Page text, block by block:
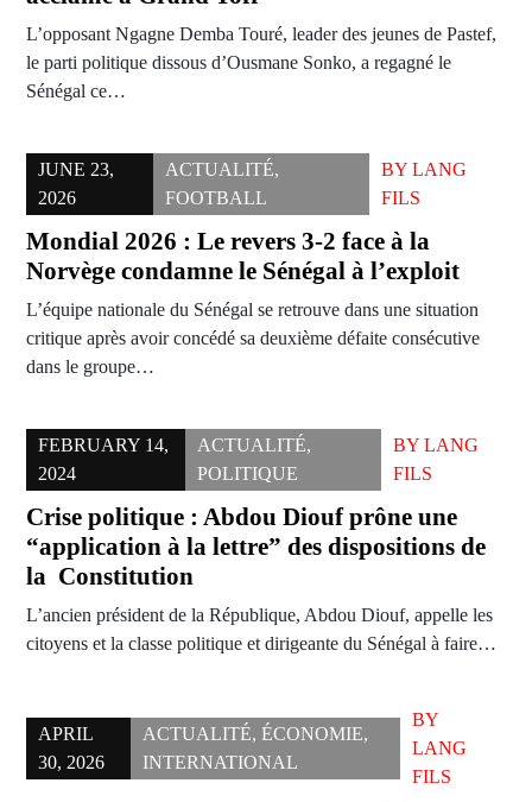
L’opposant Ngagne Demba Touré, leader des jeunes de Pastef,
le parti politique dissous d’Ousmane Sonko, a regagné le
Sénégal ce…
JUNE 23,
2026
ACTUALITÉ,
FOOTBALL
BYLANG
FILS
Mondial 2026 : Le revers 3-2 face à la
Norvège condamne le Sénégal à l’exploit
L’équipe nationale du Sénégal se retrouve dans une situation
critique après avoir concédé sa deuxième défaite consécutive
dans le groupe…
FEBRUARY 14,
2024
ACTUALITÉ,
POLITIQUE
BY LANG
FILS
Crise politique : Abdou Diouf prône une
“application à la lettre” des dispositions de
la Constitution
L’ancien président de la République, Abdou Diouf, appelle les
citoyens et la classe politique et dirigeante du Sénégal à faire…
APRIL
30, 2026
ACTUALITÉ, ÉCONOMIE,
INTERNATIONAL
BY
LANG
FILS